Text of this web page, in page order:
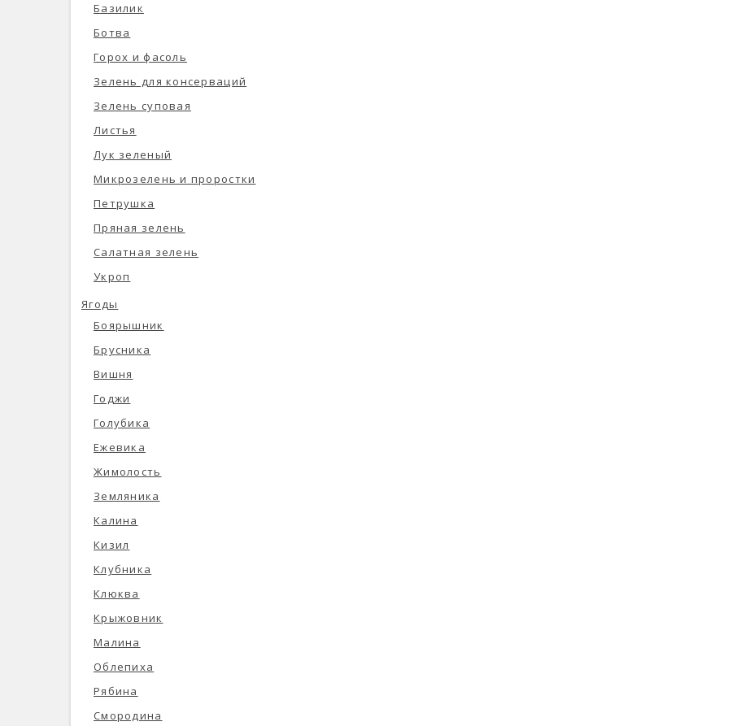
Базилик
Ботва
Горох и фасоль
Зелень для консерваций
Зелень суповая
Листья
Лук зеленый
Микрозелень и проростки
Петрушка
Пряная зелень
Салатная зелень
Укроп
Ягоды
Боярышник
Брусника
Вишня
Годжи
Голубика
Ежевика
Жимолость
Земляника
Калина
Кизил
Клубника
Клюква
Крыжовник
Малина
Облепиха
Рябина
Смородина